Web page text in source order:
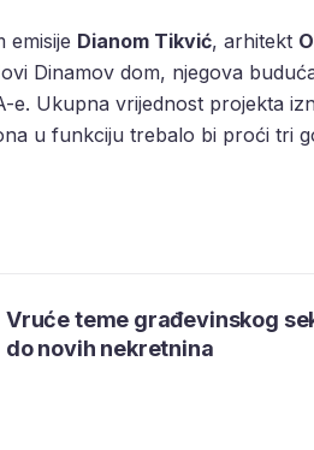
emisije Dianom Tikvić, arhitekt
Dinamov dom, njegova
e. Ukupna vrijednost projekta
u funkciju trebalo bi proći tri
Vruće teme građevinskog
do novih nekretnina